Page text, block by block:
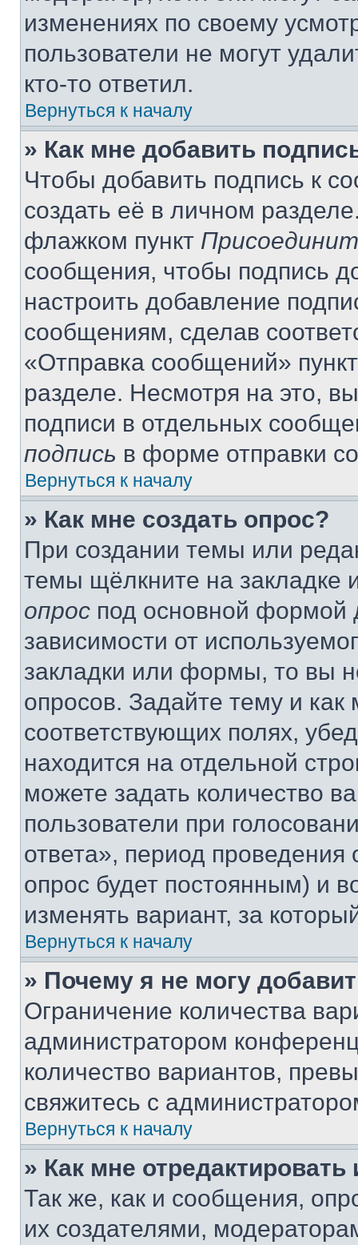
изменениях по своему
пользователи не могут
кто-то ответил.
Вернуться к началу
» Как мне добавить
Чтобы добавить подпись к
создать её в личном
флажком пункт
сообщения, чтобы подпись
настроить добавление
сообщениям, сделав
«Отправка сообщений»
разделе. Несмотря на это,
подписи в отдельных
подпись в форме отправки
Вернуться к началу
» Как мне создать опрос?
При создании темы или
темы щёлкните на
опрос под основной формой
зависимости от
закладки или формы, то вы
опросов. Задайте тему и
соответствующих полях,
находится на отдельной
можете задать количество
пользователи при
ответа», период проведения
опрос будет постоянным) и
изменять вариант, за
Вернуться к началу
» Почему я не могу
Ограничение количества
администратором
количество вариантов,
свяжитесь с
Вернуться к началу
» Как мне
Так же, как и сообщения,
их создателями,